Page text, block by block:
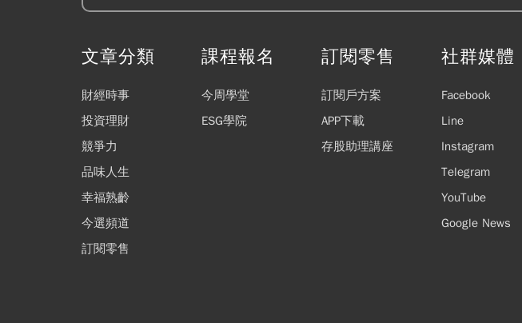
文章分類
財經時事
投資理財
競爭力
品味人生
幸福熟齡
今選頻道
訂閱零售
課程報名
今周學堂
ESG學院
訂閱零售
訂閱戶方案
APP下載
存股助理講座
社群媒體
Facebook
Line
Instagram
Telegram
YouTube
Google News